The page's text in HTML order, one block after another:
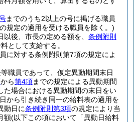
までのうち2以上の号に掲げる職員
の規定の適用を受ける職員を除く。)
後、市長の定める額を、 条例附則
として支給する。
に対する条例附則第7項の規定によ
職員であって、仮定異動期間末日
から第4項までの規定による異動期間
た場合における異動期間の末日をい
から引き続き同一の給料表の適用を
動日に条例附則第3項の規定により当
額(以下この項において「異動日給料